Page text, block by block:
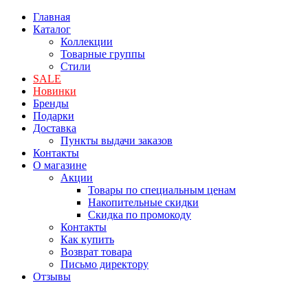
Главная
Каталог
Коллекции
Товарные группы
Стили
SALE
Новинки
Бренды
Подарки
Доставка
Пункты выдачи заказов
Контакты
О магазине
Акции
Товары по специальным ценам
Накопительные скидки
Скидка по промокоду
Контакты
Как купить
Возврат товара
Письмо директору
Отзывы